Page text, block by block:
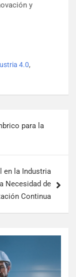
y
4.0,
para la
en la Industria
Necesidad de
Continua